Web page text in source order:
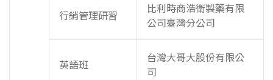
行銷管理研習
比利時商浩衛製藥有限
公司臺灣分公司
英語班
台灣大哥大股份有限公
司